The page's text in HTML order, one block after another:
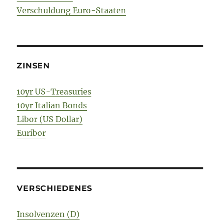
Verschuldung Euro-Staaten
ZINSEN
10yr US-Treasuries
10yr Italian Bonds
Libor (US Dollar)
Euribor
VERSCHIEDENES
Insolvenzen (D)